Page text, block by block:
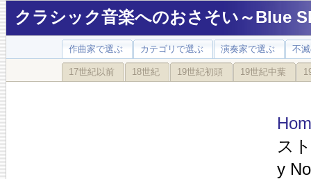
クラシック音楽へのおさそい～Blue
作曲家で選ぶ カテゴリで選ぶ 演奏家で選ぶ 不
17世紀以前 18世紀 19世紀初頭 19世紀中葉
ス
y